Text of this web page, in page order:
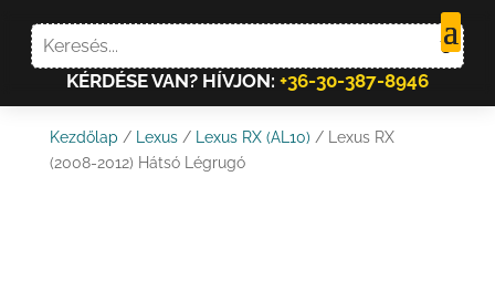
KÉRDÉSE VAN? HÍVJON: +36-30-387-8946
Kezdőlap / Lexus/ Lexus RX (AL10)/ Lexus RX
(2008-2012) Hátsó Légrugó